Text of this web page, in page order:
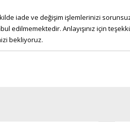
iade ve değişim işlemlerinizi
edilmemektedir. Anlayışınız için
bekliyoruz.